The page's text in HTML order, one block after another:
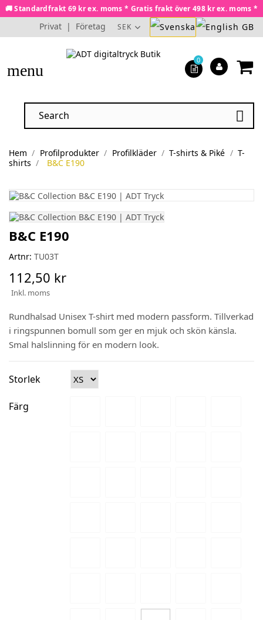
🚚 Standardfrakt 69 kr ex. moms * Gratis frakt över 498 kr ex. moms *
Privat | Företag SEK
menu

0
Hem Profilprodukter Profilkläder T-shirts & Piké
T-
shirts
B&C E190
B&C E190
Artnr: TU03T
112,50 kr
Inkl. moms
Rundhalsad Unisex T-shirt med modern passform. Tillverkad
i ringspunnen bomull som ger en mjuk och skön känsla.
Smal halslinning för en modern look.
Storlek
Färg